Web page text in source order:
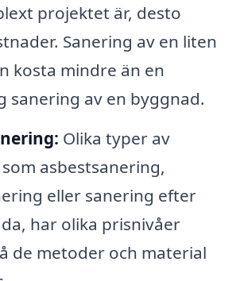
projektet är, desto
Sanering av en liten
kosta mindre än en
sanering av en byggnad.
Olika typer av
asbestsanering,
eller sanering efter
har olika prisnivåer
de metoder och material